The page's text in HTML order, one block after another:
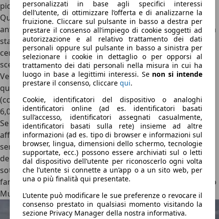
personalizzati in base agli specifici interessi
dell’utente, di ottimizzare l’offerta e di analizzarne la
fruizione. Cliccare sul pulsante in basso a destra per
prestare il consenso all’impiego di cookie soggetti ad
autorizzazione e al relativo trattamento dei dati
personali oppure sul pulsante in basso a sinistra per
selezionare i cookie in dettaglio o per opporsi al
trattamento dei dati personali nella misura in cui ha
luogo in base a legittimi interessi. Se non si intende
prestare il consenso, cliccare qui.
Cookie, identificatori del dispositivo o analoghi
identificatori online (ad es. identificatori basati
sull’accesso, identificatori assegnati casualmente,
identificatori basati sulla rete) insieme ad altre
informazioni (ad es. tipo di browser e informazioni sul
browser, lingua, dimensioni dello schermo, tecnologie
supportate, ecc.) possono essere archiviati sul o letti
dal dispositivo dell’utente per riconoscerlo ogni volta
che l’utente si connette a un’app o a un sito web, per
una o più finalità qui presentate.
L’utente può modificare le sue preferenze o revocare il
consenso prestato in qualsiasi momento visitando la
sezione Privacy Manager della nostra informativa.
piccoli 1.4 Turbo e 1.6 JTDm da 105 CV alle sportive
Quadrifoglio Verde/Veloce, la Giulietta convince per un
anteriore reattivo, uno sterzo preciso e diretto e un’ottima
stabilità, che la rende sicura e facile anche per chi non
cerca un’auto sportiva.Per la maggiore sportività, si può
scegliere una Quadrifoglio Verde, che dal 2016 si chiama
Veloce: sebbene manchi il differenziale autobloccante (e
quindi abbia un certo sottosterzo), ha ottime prestazioni
(con il cambio doppia frizione TCT, brucia lo 0-100 km/h in
6,0 secondi) e diverte tra le curve.
Se non ci sono blocchi del traffico, i Diesel sono ottimi:
affidabili, vigorosi e potenti, i JTDm hanno ottimi consumi
senza perdere in brio e piacere di guida (anche se il peso
dei motori a gasolio sull’anteriore aumenta leggermente il
sottosterzo). Buoni anche i 1.4 Turbo da 105 e 120 CV della
famiglia T-Jet (anche se un po’ assetati), mentre il 1.4 Turbo
MultiAir è valido, ma è inaffidabile.